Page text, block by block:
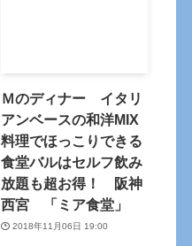
Ｍのディナー イタリ
アンベースの和洋MIX
料理でほっこりできる
食堂バルはセルフ飲み
放題も超お得！ 阪神
西宮 「ミア食堂」
2018年11月06日 19:00